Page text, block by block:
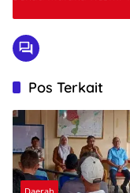
Pos Terkait